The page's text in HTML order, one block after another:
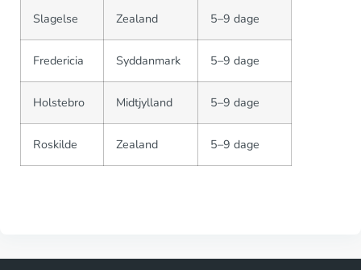
Slagelse Zealand 5–9 dage
Fredericia Syddanmark 5–9 dage
Holstebro Midtjylland 5–9 dage
Roskilde Zealand 5–9 dage